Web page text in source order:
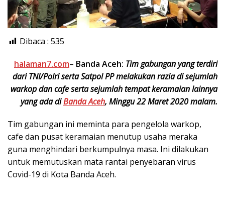
Dibaca : 535
halaman7.com– Banda Aceh: Tim gabungan yang terdiri
dari TNI/Polri serta Satpol PP melakukan razia di sejumlah
warkop dan cafe serta sejumlah tempat keramaian lainnya
yang ada diBanda Aceh, Minggu 22 Maret 2020 malam.
Tim gabungan ini meminta para pengelola warkop,
cafe dan pusat keramaian menutup usaha meraka
guna menghindari berkumpulnya masa. Ini dilakukan
untuk memutuskan mata rantai penyebaran virus
Covid-19 di Kota Banda Aceh.